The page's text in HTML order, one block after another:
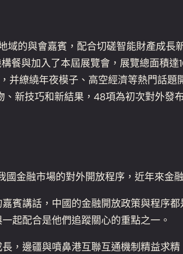
與會嘉賓，配合切磋智能財產成長
餐與加入了本屆展覽會，展覽總面積達
并繚繞年夜模子、高空經濟等熱門話題
新技巧和新結果，48項為初次對外發
國金融市場的對外開放程序，近年來金
講話，中國的金融開放政策與程序都
起配合是他們追蹤關心的重點之一。
，邊疆與噴鼻港互聯互通機制精益求